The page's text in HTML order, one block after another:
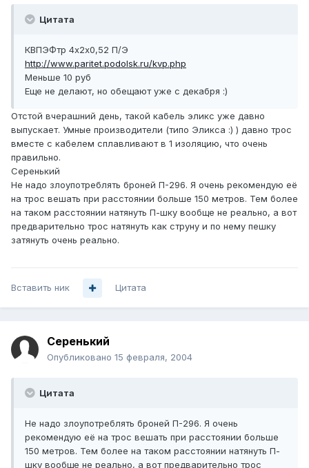
Цитата
КВПЭФтр 4х2х0,52 П/Э
http://www.paritet.podolsk.ru/kvp.php
Меньше 10 руб
Еще не делают, но обещают уже с декабря :)
Отстой вчерашний день, такой кабель эликс уже давно
выпускает. Умные производители (типо Эликса :) ) давно трос
вместе с кабелем сплавливают в 1 изоляцию, что очень
правильно.
Серенький
Не надо злоупотреблять броней П-296. Я очень рекомендую её
на трос вешать при расстоянии больше 150 метров. Тем более
на таком расстоянии натянуть П-шку вообще не реально, а вот
предварительно трос натянуть как струну и по нему пешку
затянуть очень реально.
Вставить ник Цитата
Серенький
Опубликовано 15 февраля, 2004
Цитата
Не надо злоупотреблять броней П-296. Я очень
рекомендую её на трос вешать при расстоянии больше
150 метров. Тем более на таком расстоянии натянуть П-
шку вообще не реально, а вот предварительно трос